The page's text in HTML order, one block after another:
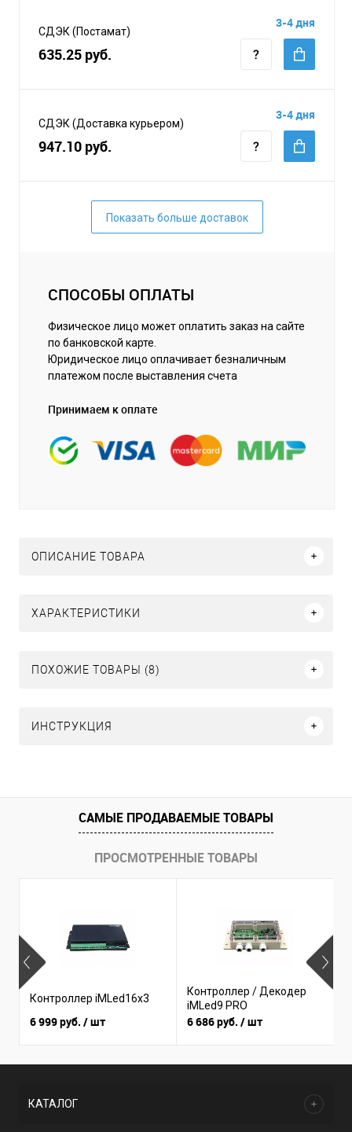
СДЭК (Постамат)
635.25 руб.
3-4 дня
СДЭК (Доставка курьером)
947.10 руб.
3-4 дня
Показать больше доставок
СПОСОБЫ ОПЛАТЫ
Физическое лицо может оплатить заказ на сайте
по банковской карте.
Юридическое лицо оплачивает безналичным
платежом после выставления счета
Принимаем к оплате
ОПИСАНИЕ ТОВАРА
ХАРАКТЕРИСТИКИ
ПОХОЖИЕ ТОВАРЫ (8)
ИНСТРУКЦИЯ
САМЫЕ ПРОДАВАЕМЫЕ ТОВАРЫ
ПРОСМОТРЕННЫЕ ТОВАРЫ
Контроллер iMLed16x3
6 999 руб. / шт
Контроллер / Декодер
iMLed9 PRO
6 686 руб. / шт
КАТАЛОГ